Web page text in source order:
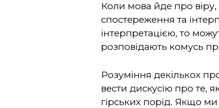
Коли мова йде про
спостереження та
інтерпретацією, то
розповідають комусь
Розуміння декількох
вести дискусію про те,
гірських порід. Якщо